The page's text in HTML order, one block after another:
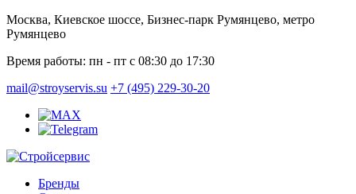
Москва, Киевское шоссе, Бизнес-парк Румянцево, метро
Румянцево
Время работы: пн - пт с 08:30 до 17:30
mail@stroyservis.su +7 (495) 229-30-20
Бренды